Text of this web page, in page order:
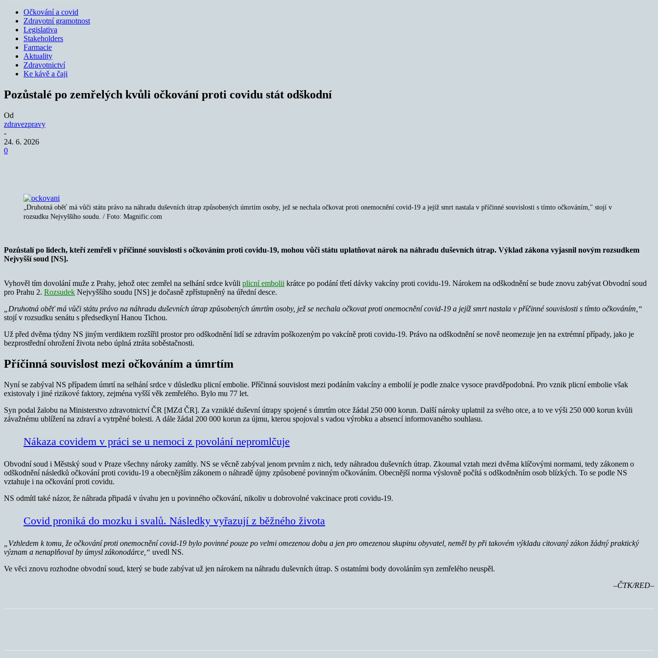
Očkování a covid
Zdravotní gramotnost
Legislativa
Stakeholders
Farmacie
Aktuality
Zdravotnictví
Ke kávě a čaji
Pozůstalé po zemřelých kvůli očkování proti covidu stát odškodní
Od
zdravezpravy
-
24. 6. 2026
0
„Druhotná oběť má vůči státu právo na náhradu duševních útrap způsobených úmrtím osoby, jež se nechala očkovat proti onemocnění covid-19 a jejíž smrt nastala v příčinné souvislosti s tímto očkováním," stojí v
rozsudku Nejvyššího soudu. / Foto: Magnific.com
Pozůstalí po lidech, kteří zemřeli v příčinné souvislosti s očkováním proti covidu-19, mohou vůči státu uplatňovat nárok na náhradu duševních útrap. Výklad zákona vyjasnil novým rozsudkem
Nejvyšší soud [NS].
Vyhověl tím dovolání muže z Prahy, jehož otec zemřel na selhání srdce kvůli plicní embolii krátce po podání třetí dávky vakcíny proti covidu-19. Nárokem na odškodnění se bude znovu zabývat Obvodní soud
pro Prahu 2. Rozsudek Nejvyššího soudu [NS] je dočasně zpřístupněný na úřední desce.
„Druhotná oběť má vůči státu právo na náhradu duševních útrap způsobených úmrtím osoby, jež se nechala očkovat proti onemocnění covid-19 a jejíž smrt nastala v příčinné souvislosti s tímto očkováním,“
stojí v rozsudku senátu s předsedkyní Hanou Tichou.
Už před dvěma týdny NS jiným verdiktem rozšířil prostor pro odškodnění lidí se zdravím poškozeným po vakcíně proti covidu-19. Právo na odškodnění se nově neomezuje jen na extrémní případy, jako je
bezprostřední ohrožení života nebo úplná ztráta soběstačnosti.
Příčinná souvislost mezi očkováním a úmrtím
Nyní se zabýval NS případem úmrtí na selhání srdce v důsledku plicní embolie. Příčinná souvislost mezi podáním vakcíny a embolií je podle znalce vysoce pravděpodobná. Pro vznik plicní embolie však
existovaly i jiné rizikové faktory, zejména vyšší věk zemřelého. Bylo mu 77 let.
Syn podal žalobu na Ministerstvo zdravotnictví ČR [MZd ČR]. Za vzniklé duševní útrapy spojené s úmrtím otce žádal 250 000 korun. Další nároky uplatnil za svého otce, a to ve výši 250 000 korun kvůli
závažnému ublížení na zdraví a vytrpěné bolesti. A dále žádal 200 000 korun za újmu, kterou spojoval s vadou výrobku a absencí informovaného souhlasu.
Nákaza covidem v práci se u nemoci z povolání nepromlčuje
Obvodní soud i Městský soud v Praze všechny nároky zamítly. NS se věcně zabýval jenom prvním z nich, tedy náhradou duševních útrap. Zkoumal vztah mezi dvěma klíčovými normami, tedy zákonem o
odškodnění následků očkování proti covidu-19 a obecnějším zákonem o náhradě újmy způsobené povinným očkováním. Obecnější norma výslovně počítá s odškodněním osob blízkých. To se podle NS
vztahuje i na očkování proti covidu.
NS odmítl také názor, že náhrada připadá v úvahu jen u povinného očkování, nikoliv u dobrovolné vakcinace proti covidu-19.
Covid proniká do mozku i svalů. Následky vyřazují z běžného života
„Vzhledem k tomu, že očkování proti onemocnění covid-19 bylo povinné pouze po velmi omezenou dobu a jen pro omezenou skupinu obyvatel, neměl by při takovém výkladu citovaný zákon žádný praktický
význam a nenaplňoval by úmysl zákonodárce,“ uvedl NS.
Ve věci znovu rozhodne obvodní soud, který se bude zabývat už jen nárokem na náhradu duševních útrap. S ostatními body dovoláním syn zemřelého neuspěl.
–ČTK/RED–